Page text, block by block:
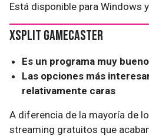
Está disponible para Windows
Xsplit Gamecaster
Es un programa muy bueno
Las opciones más
relativamente caras
A diferencia de la mayoría de
streaming gratuitos que